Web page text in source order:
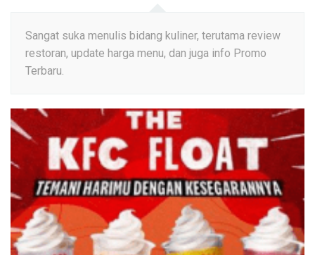
Sangat suka menulis bidang kuliner, terutama review
restoran, update harga menu, dan juga info Promo
Terbaru.